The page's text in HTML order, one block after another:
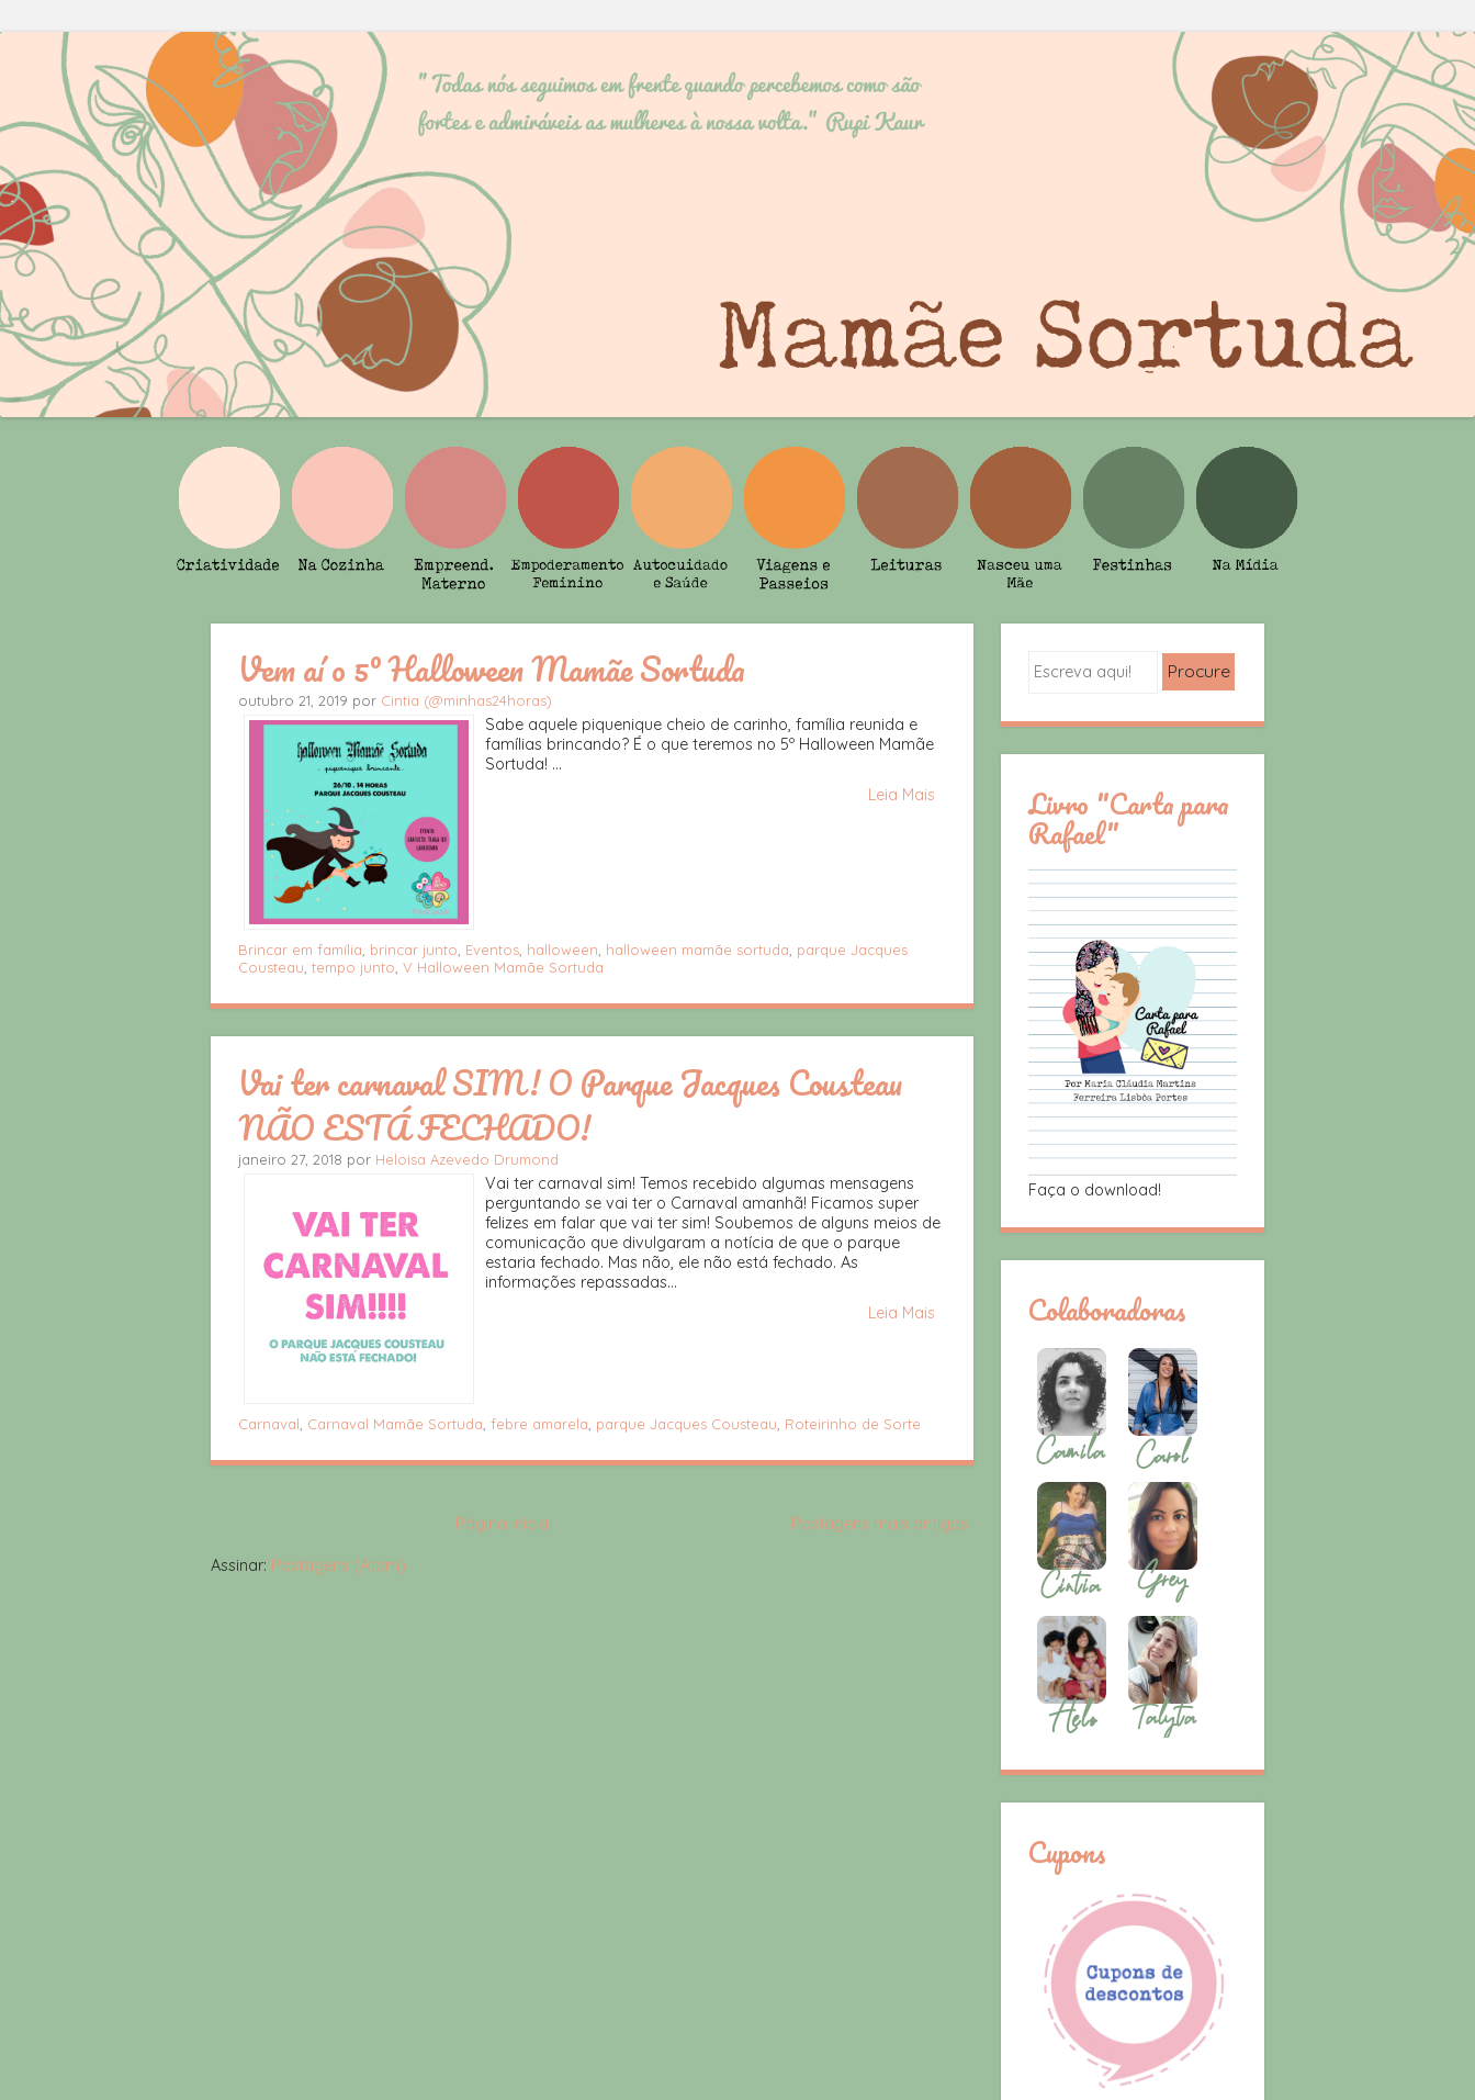
Vem aí o 5º Halloween Mamãe Sortuda
outubro 21, 2019 por Cintia (@minhas24horas)
Sabe aquele piquenique cheio de carinho, família reunida e
famílias brincando? É o que teremos no 5º Halloween Mamãe
Sortuda! ...
Leia Mais
Brincar em família brincar junto Eventos halloween halloween mamãe sortuda parque Jacques
Cousteau tempo junto V Halloween Mamãe Sortuda
Vai ter carnaval SIM! O Parque Jacques Cousteau
NÃO ESTÁ FECHADO!
janeiro 27, 2018 por Heloisa Azevedo Drumond
Vai ter carnaval sim! Temos recebido algumas mensagens
perguntando se vai ter o Carnaval amanhã! Ficamos super
felizes em falar que vai ter sim! Soubemos de alguns meios de
comunicação que divulgaram a notícia de que o parque
estaria fechado. Mas não, ele não está fechado. As
informações repassadas...
Leia Mais
Carnaval Carnaval Mamãe Sortuda febre amarela parque Jacques Cousteau Roteirinho de Sorte
Postagens mais antigas
Página inicial
Assinar: Postagens (Atom)
Search
Livro "Carta para
Rafael"
Faça o download!
Colaboradoras
Cupons